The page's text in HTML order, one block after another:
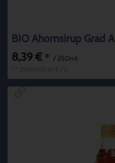
BIO Ahornsirup Grad A
8,39 € * / 250ml